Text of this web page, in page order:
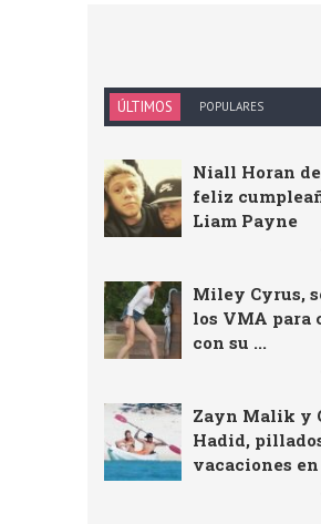
ÚLTIMOS POPULARES
Niall Horan
feliz
Liam Payne
Miley Cyrus,
los VMA para
con su ...
Zayn Malik y
Hadid,
vacaciones